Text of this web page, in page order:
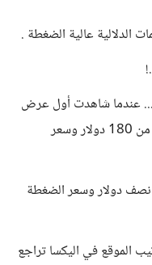
الدلالية عالية الضغطة .
... عندما شاهدت أول عرض
رأيت العائد لألف ظهور يصل ل أكثر من 180 دولار وسعر
نصف دولار وسعر الضغطة
الموقع في اليكسا تراجع